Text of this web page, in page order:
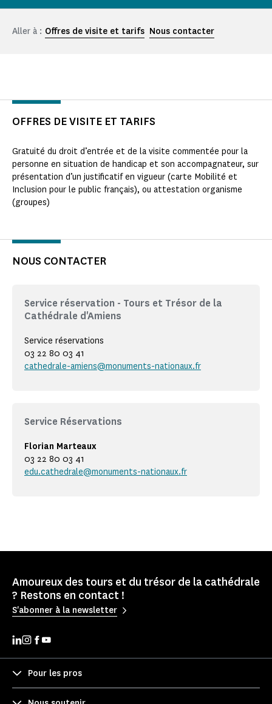
Aller à : Offres de visite et tarifs Nous contacter
OFFRES DE VISITE ET TARIFS
Gratuité du droit d’entrée et de la visite commentée pour la
personne en situation de handicap et son accompagnateur, sur
présentation d’un justificatif en vigueur (carte Mobilité et
Inclusion pour le public français), ou attestation organisme
(groupes)
NOUS CONTACTER
Service réservation - Tours et Trésor de la
Cathédrale d'Amiens
Service réservations
03 22 80 03 41
cathedrale-amiens@monuments-nationaux.fr
Service Réservations
Florian Marteaux
03 22 80 03 41
edu.cathedrale@monuments-nationaux.fr
Amoureux des tours et du trésor de la cathédrale
? Restons en contact !
S'abonner à la newsletter
Pour les pros